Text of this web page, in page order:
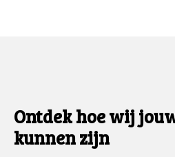
Ontdek hoe wij
kunnen zijn